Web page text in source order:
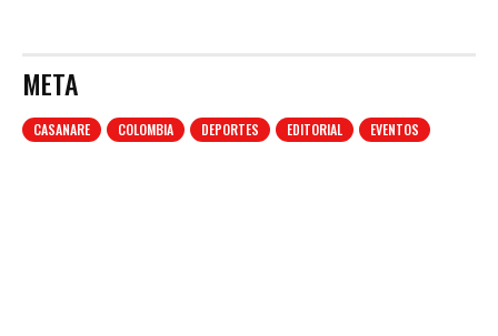
META
CASANARE COLOMBIA DEPORTES EDITORIAL EVENTOS